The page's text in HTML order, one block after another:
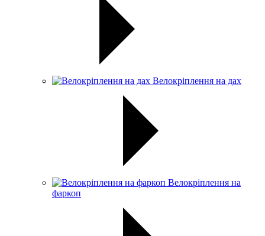
Велокріплення на дах
Велокріплення на
фаркоп